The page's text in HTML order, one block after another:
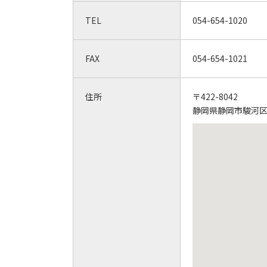
TEL 054-654-1020
FAX 054-654-1021
住所
〒422-8042
静岡県静岡市駿河